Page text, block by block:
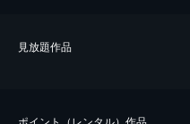
⾒放題作品